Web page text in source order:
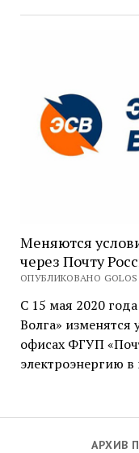
АРХИВ
Меняются
через Почту
ОПУБЛИКОВАНО GOLOS
С 15 мая 2020
Волга» изменятся
офисах ФГУП
электроэнергию